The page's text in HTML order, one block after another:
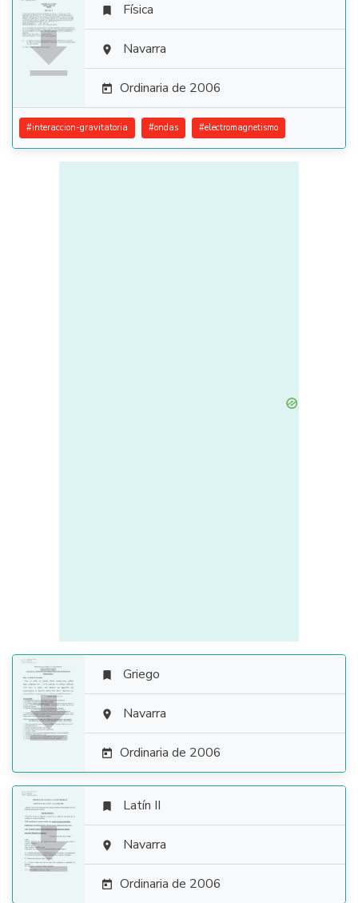

 Física
 Navarra
 Ordinaria de 2006
#interaccion-gravitatoria #ondas #electromagnetismo

 Griego
 Navarra
 Ordinaria de 2006

 Latín II
 Navarra
 Ordinaria de 2006